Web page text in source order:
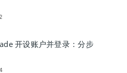
开设账户并登录：分步